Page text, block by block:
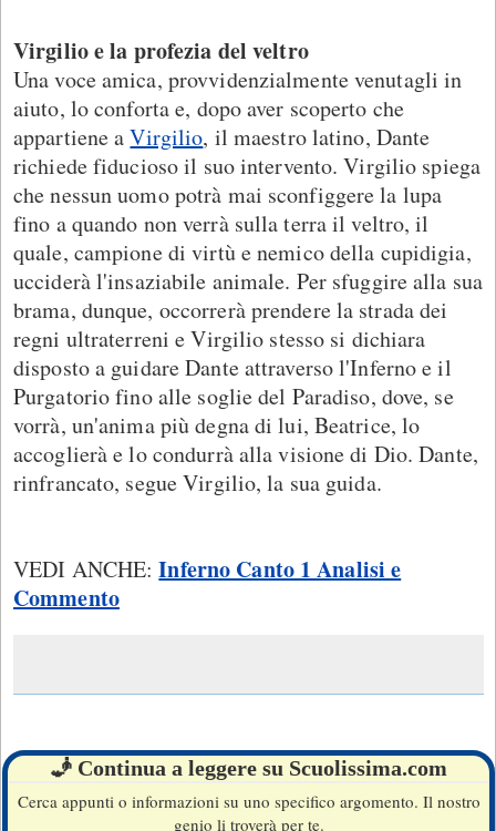
Virgilio e la profezia del veltro
Una voce amica, provvidenzialmente venutagli in
aiuto, lo conforta e, dopo aver scoperto che
appartiene aVirgilio, il maestro latino, Dante
richiede fiducioso il suo intervento. Virgilio spiega
che nessun uomo potrà mai sconfiggere la lupa
fino a quando non verrà sulla terra il veltro, il
quale, campione di virtù e nemico della cupidigia,
ucciderà l'insaziabile animale. Per sfuggire alla sua
brama, dunque, occorrerà prendere la strada dei
regni ultraterreni e Virgilio stesso si dichiara
disposto a guidare Dante attraverso l'Inferno e il
Purgatorio fino alle soglie del Paradiso, dove, se
vorrà, un'anima più degna di lui, Beatrice, lo
accoglierà e lo condurrà alla visione di Dio. Dante,
rinfrancato, segue Virgilio, la sua guida.
VEDI ANCHE:Inferno Canto 1 Analisi e
Commento
🧞 Continua a leggere su Scuolissima.com
Cerca appunti o informazioni su uno specifico argomento. Il nostro
genio li troverà per te.